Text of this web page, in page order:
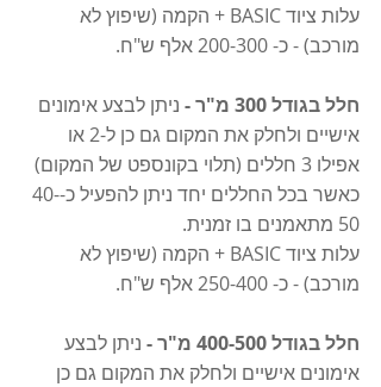
עלות ציוד BASIC + הקמה (שיפוץ לא
מורכב) - כ- 200-300 אלף ש"ח.
חלל בגודל 300 מ"ר -
ניתן לבצע אימונים
אישיים ולחלק את המקום גם כן ל-2 או
אפילו 3 חללים (תלוי בקונספט של המקום)
כאשר בכל החללים יחד ניתן להפעיל כ-40-
50 מתאמנים בו זמנית.
עלות ציוד BASIC + הקמה (שיפוץ לא
מורכב) - כ- 250-400 אלף ש"ח.
חלל בגודל 400-500 מ"ר -
ניתן לבצע
אימונים אישיים ולחלק את המקום גם כן